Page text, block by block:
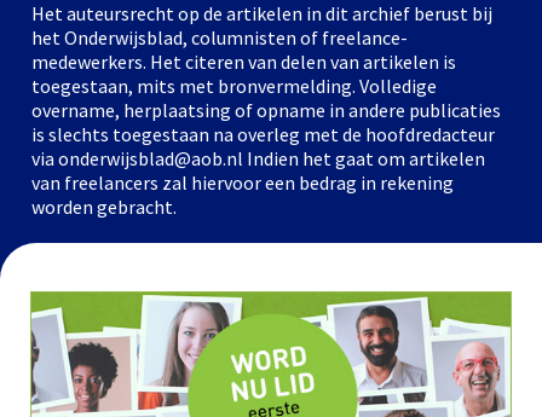
Het auteursrecht op de artikelen in dit archief berust bij
het Onderwijsblad, columnisten of freelance-
medewerkers. Het citeren van delen van artikelen is
toegestaan, mits met bronvermelding. Volledige
overname, herplaatsing of opname in andere publicaties
is slechts toegestaan na overleg met de hoofdredacteur
via onderwijsblad@aob.nl Indien het gaat om artikelen
van freelancers zal hiervoor een bedrag in rekening
worden gebracht.